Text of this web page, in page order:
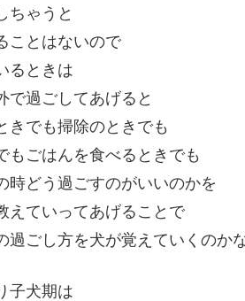
ちゃうと
ことはないので
るときは
で過ごしてあげると
きでも掃除のときでも
もごはんを食べるときでも
時どう過ごすのがいいのかを
えていってあげることで
過ごし方を犬が覚えていくのか
子犬期は